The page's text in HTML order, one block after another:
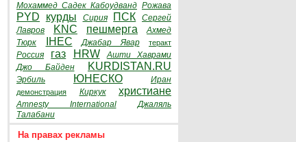
Мохаммед Садек Кабоудванд Рожава
PYD курды Сирия ПСК
Сергей
Лавров
KNC пешмерга
Ахмед
Тюрк
IHEC Джабар Явар теракт
Россия газ HRW
Ашти Хаврами
Джо Байден
KURDISTAN.RU
Эрбиль ЮНЕСКО Иран
демонстрация Киркук христиане
Amnesty International
Джаляль
Талабани
На правах рекламы